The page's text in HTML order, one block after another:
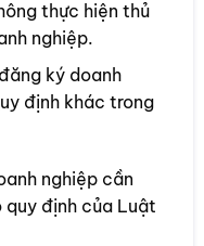
thực hiện thủ
nghiệp.
ký doanh
định khác trong
nghiệp cần
định của Luật